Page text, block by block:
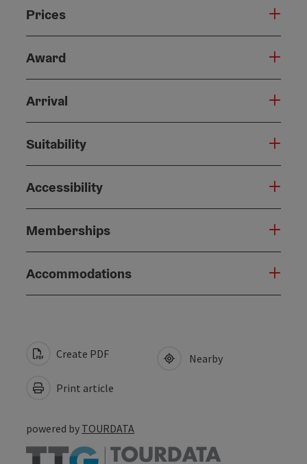
Prices
Award
Arrival
Suitability
Accessibility
Memberships
Accommodations
Create PDF
Print article
Nearby
powered by TOURDATA